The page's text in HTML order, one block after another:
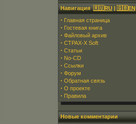
Навигация🇷🇺RU | 🇬🇧EN
· Главная страница
· Гостевая книга
· Файловый архив
· CTPAX-X Soft
· Статьи
· No-CD
· Ссылки
· Форум
· Обратная связь
· О проекте
· Правила
Новые комментарии